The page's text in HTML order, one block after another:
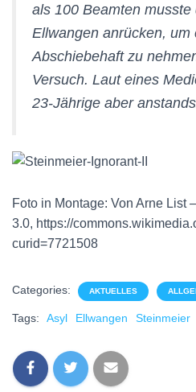
als 100 Beamten musste
Ellwangen anrücken, um
Abschiebehaft zu
Versuch. Laut eines
23-Jährige aber
Foto in Montage: Von Arne List
3.0, https://
curid=7721508
Categories: AKTUELLES
Tags: Asyl Ellwangen Steinmeier